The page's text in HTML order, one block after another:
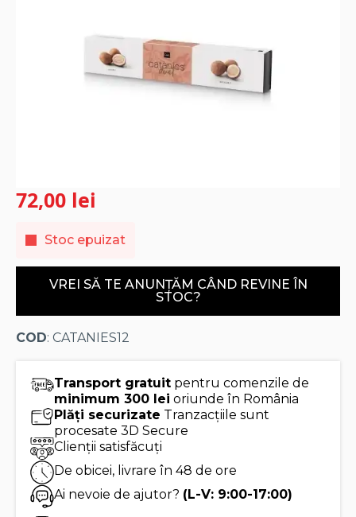
72,00 lei
Stoc epuizat
VREI SĂ TE ANUNȚĂM CÂND REVINE ÎN
STOC?
COD: CATANIES12
Transport gratuit pentru comenzile de
minimum 300 lei oriunde în România
Plăți securizate Tranzacțiile sunt
procesate 3D Secure
Clienții satisfăcuți
De obicei, livrare în 48 de ore
Ai nevoie de ajutor? (L-V: 9:00-17:00)